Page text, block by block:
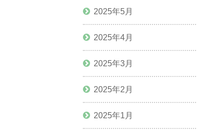
2025年5月
2025年4月
2025年3月
2025年2月
2025年1月